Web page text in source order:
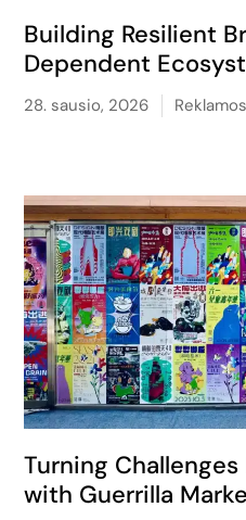
Building Resilient
Dependent
28. sausio, 2026
Turning
with Guerrilla